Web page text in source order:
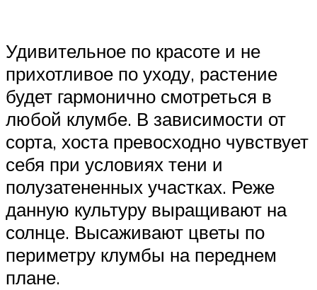
Удивительное по красоте и не
прихотливое по уходу, растение
будет гармонично смотреться в
любой клумбе. В зависимости от
сорта, хоста превосходно чувствует
себя при условиях тени и
полузатененных участках. Реже
данную культуру выращивают на
солнце. Высаживают цветы по
периметру клумбы на переднем
плане.